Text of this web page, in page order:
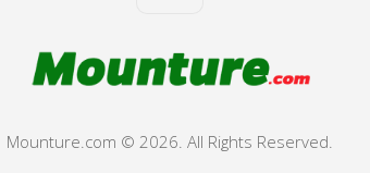
Mounture.com © 2026. All Rights Reserved.